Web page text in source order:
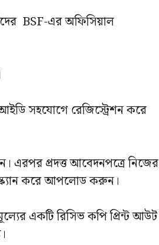
BSF-এর অফিসিয়াল
সহযোগে রেজিস্ট্রেশন করে
এরপর প্রদত্ত আবেদনপত্রে নিজের
স্ক্যান করে আপলোড করুন।
একটি রিসিভ কপি প্রিন্ট আউট